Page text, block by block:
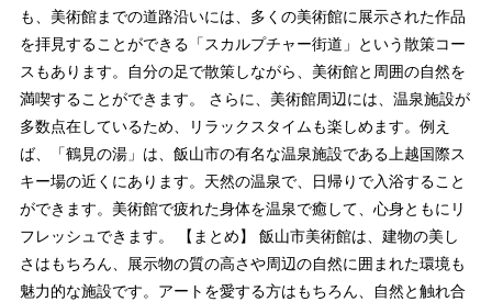
も、美術館までの道路沿いには、多くの美術館に展示された作品
を拝見することができる「スカルプチャー街道」という散策コー
スもあります。自分の足で散策しながら、美術館と周囲の自然を
満喫することができます。 さらに、美術館周辺には、温泉施設が
多数点在しているため、リラックスタイムも楽しめます。例え
ば、「鶴見の湯」は、飯山市の有名な温泉施設である上越国際ス
キー場の近くにあります。天然の温泉で、日帰りで入浴すること
ができます。美術館で疲れた身体を温泉で癒して、心身ともにリ
フレッシュできます。 【まとめ】 飯山市美術館は、建物の美し
さはもちろん、展示物の質の高さや周辺の自然に囲まれた環境も
魅力的な施設です。アートを愛する方はもちろん、自然と触れ合